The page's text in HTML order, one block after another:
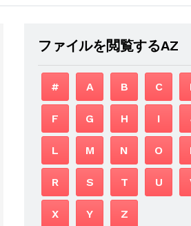
ファイルを閲覧するAZ
# A B C
F G H I
L M N O
R S T U
X Y Z